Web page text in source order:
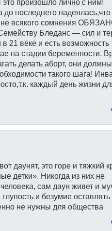
это произошло лично с ним!
последнего надеялась,что
всякого сомнения
Бледанс — сил и
21 веке и есть возможность
на стадии беременности.
делать аборт, они должны
такого шага!
каждый день жизни
даунят, это горе и тяжкий
детки». Никогда из них не
сам даун живет и
и безумие оставлять
не нужны для общества